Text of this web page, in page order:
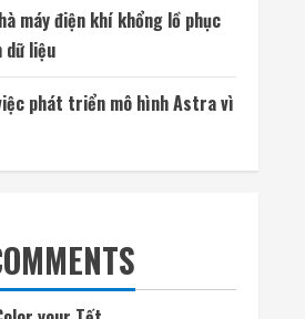
máy điện khí khổng lồ phục
liệu
phát triển mô hình Astra vì